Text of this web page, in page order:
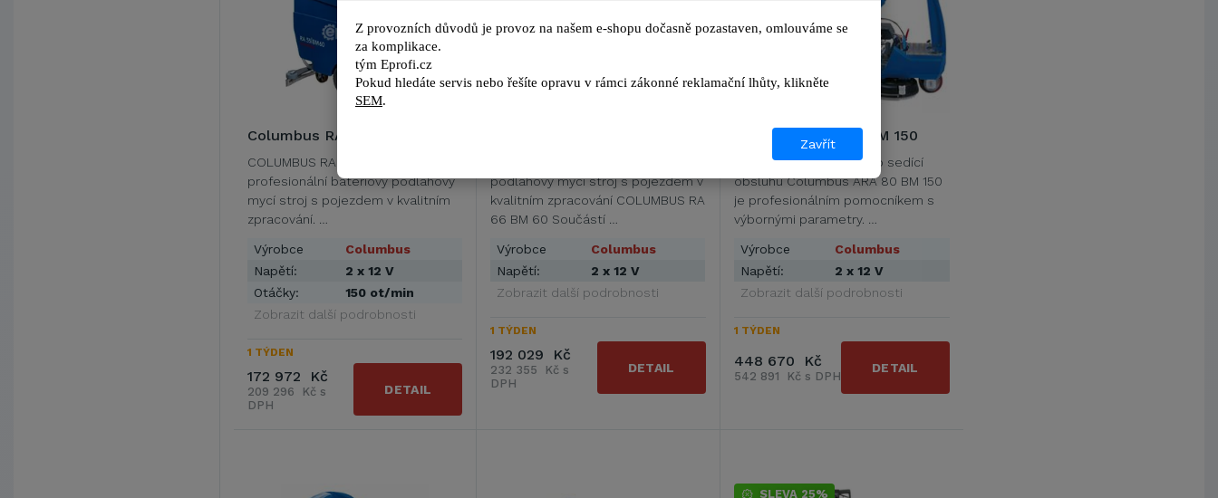
Columbus RA 55 BM 60
COLUMBUS RA 55 BM 60 je vysoce
profesionální bateriový podlahový
mycí stroj s pojezdem v kvalitním
zpracování. …
Výrobce
Columbus
Napětí:
2 x 12 V
Otáčky:
150 ot/min
Zobrazit další podrobnosti
1 TÝDEN
172 972 Kč
209 296 Kč s
DPH
DETAIL
podlahový mycí stroj s pojezdem v
kvalitním zpracování COLUMBUS RA
66 BM 60 Součástí …
Výrobce
Columbus
Napětí:
2 x 12 V
Zobrazit další podrobnosti
1 TÝDEN
192 029 Kč
232 355 Kč s
DPH
DETAIL
Columbus ARA 80 BM 150
Podlahový mycí stroj pro sedící
obsluhu Columbus ARA 80 BM 150
je profesionálním pomocníkem s
výbornými parametry. …
Výrobce
Columbus
Napětí:
2 x 12 V
Zobrazit další podrobnosti
1 TÝDEN
448 670 Kč
542 891 Kč s DPH
DETAIL
SLEVA 25%
Z provozních důvodů je provoz na našem e-shopu dočasně pozastaven, omlouváme se
za komplikace.
tým Eprofi.cz
Pokud hledáte servis nebo řešíte opravu v rámci zákonné reklamační lhůty, kl
SEM.
Zavřít